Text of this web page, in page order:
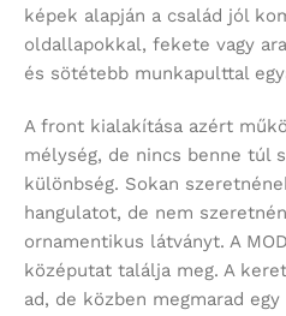
képek alapján a család jól
oldallapokkal, fekete vagy
és sötétebb munkapulttal
A front kialakítása azért
mélység, de nincs benne túl
különbség. Sokan
hangulatot, de nem
ornamentikus látványt. A
középutat találja meg. A
ad, de közben megmarad